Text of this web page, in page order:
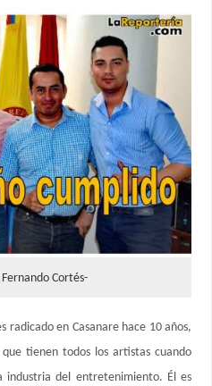
Cortés-
radicado en Casanare hace 10 años,
tienen todos los artistas cuando
industria del entretenimiento. Él es